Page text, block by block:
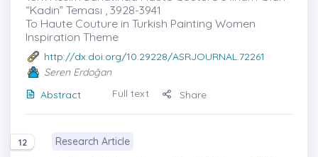
“Kadın” Teması , 3928-3941
To Haute Couture in Turkish Painting Women
Inspiration Theme
http://dx.doi.org/10.29228/ASRJOURNAL.72261
Seren Erdoğan
Abstract
Full text Share
12 Research Article